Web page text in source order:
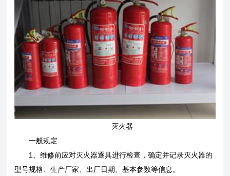
灭火器
一般规定
1、维修前应对灭火器逐具进行检查，确定并记录灭火器的
型号规格、生产厂家、出厂日期、基本参数等信息。